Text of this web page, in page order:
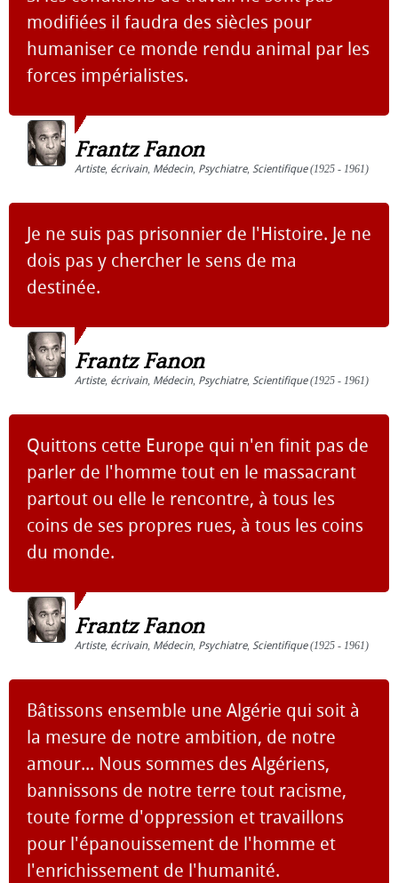
modifiées il faudra des siècles pour
humaniser ce monde rendu animal par les
forces impérialistes.
Frantz Fanon
Artiste, écrivain, Médecin, Psychiatre, Scientifique(1925 - 1961)
Je ne suis pas prisonnier de l'Histoire. Je ne
dois pas y chercher le sens de ma
destinée.
Frantz Fanon
Artiste, écrivain, Médecin, Psychiatre, Scientifique(1925 - 1961)
Quittons cette Europe qui n'en finit pas de
parler de l'homme tout en le massacrant
partout ou elle le rencontre, à tous les
coins de ses propres rues, à tous les coins
du monde.
Frantz Fanon
Artiste, écrivain, Médecin, Psychiatre, Scientifique(1925 - 1961)
Bâtissons ensemble une Algérie qui soit à
la mesure de notre ambition, de notre
amour... Nous sommes des Algériens,
bannissons de notre terre tout racisme,
toute forme d'oppression et travaillons
pour l'épanouissement de l'homme et
l'enrichissement de l'humanité.